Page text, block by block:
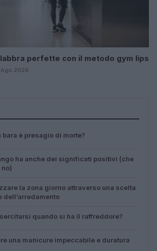
perfette con il metodo gym lips
Ago 2026
bara è presagio di morte?
ha anche dei significati positivi (che
la zona giorno attraverso una scelta
dell’arredamento
quando si ha il raffreddore?
una manicure impeccabile e duratura